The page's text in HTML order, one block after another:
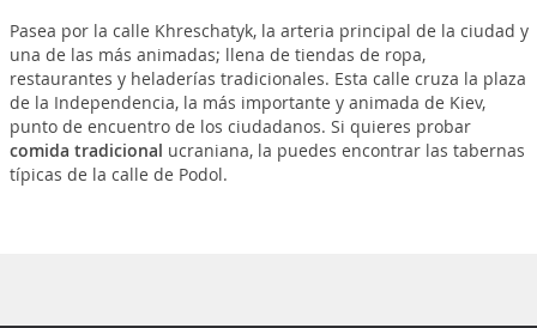
Pasea por la calle Khreschatyk, la arteria principal de la ciudad y
una de las más animadas; llena de tiendas de ropa,
restaurantes y heladerías tradicionales. Esta calle cruza la plaza
de la Independencia, la más importante y animada de Kiev,
punto de encuentro de los ciudadanos. Si quieres probar
comida tradicional ucraniana, la puedes encontrar las tabernas
típicas de la calle de Podol.